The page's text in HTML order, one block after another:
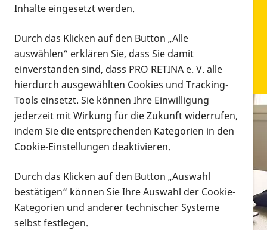
Infomaterial
Infomaterial
Vorlesen
Alle Infomaterialien in verschiedenen
Formaten an einem Ort
Inhalte eingesetzt werden.
Durch das Klicken auf den Button „Alle
auswählen“ erklären Sie, dass Sie damit
einverstanden sind, dass PRO RETINA e. V. alle
hierdurch ausgewählten Cookies und Tracking-
Tools einsetzt. Sie können Ihre Einwilligung
jederzeit mit Wirkung für die Zukunft widerrufen,
indem Sie die entsprechenden Kategorien in den
Cookie-Einstellungen deaktivieren.
Durch das Klicken auf den Button „Auswahl
bestätigen“ können Sie Ihre Auswahl der Cookie-
Kategorien und anderer technischer Systeme
selbst festlegen.